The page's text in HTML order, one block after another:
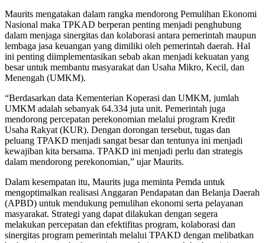
Maurits mengatakan dalam rangka mendorong Pemulihan Ekonomi
Nasional maka TPKAD berperan penting menjadi penghubung
dalam menjaga sinergitas dan kolaborasi antara pemerintah maupun
lembaga jasa keuangan yang dimiliki oleh pemerintah daerah. Hal
ini penting diimplementasikan sebab akan menjadi kekuatan yang
besar untuk membantu masyarakat dan Usaha Mikro, Kecil, dan
Menengah (UMKM).
“Berdasarkan data Kementerian Koperasi dan UMKM, jumlah
UMKM adalah sebanyak 64.334 juta unit. Pemerintah juga
mendorong percepatan perekonomian melalui program Kredit
Usaha Rakyat (KUR). Dengan dorongan tersebut, tugas dan
peluang TPAKD menjadi sangat besar dan tentunya ini menjadi
kewajiban kita bersama. TPAKD ini menjadi perlu dan strategis
dalam mendorong perekonomian,” ujar Maurits.
Dalam kesempatan itu, Maurits juga meminta Pemda untuk
mengoptimalkan realisasi Anggaran Pendapatan dan Belanja Daerah
(APBD) untuk mendukung pemulihan ekonomi serta pelayanan
masyarakat. Strategi yang dapat dilakukan dengan segera
melakukan percepatan dan efektifitas program, kolaborasi dan
sinergitas program pemerintah melalui TPAKD dengan melibatkan